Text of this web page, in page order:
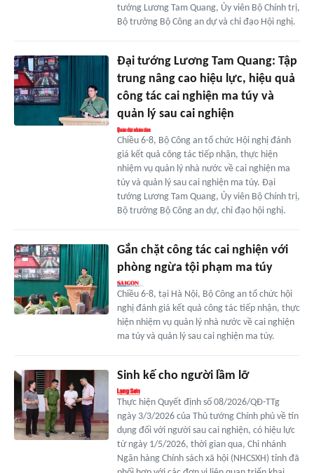
tướng Lương Tam Quang, Ủy viên Bộ Chính trị,
Bộ trưởng Bộ Công an dự và chỉ đạo Hội nghị.
Đại tướng Lương Tam Quang: Tập
trung nâng cao hiệu lực, hiệu quả
công tác cai nghiện ma túy và
quản lý sau cai nghiện
Chiều 6-8, Bộ Công an tổ chức Hội nghị đánh
giá kết quả công tác tiếp nhận, thực hiện
nhiệm vụ quản lý nhà nước về cai nghiện ma
túy và quản lý sau cai nghiện ma túy. Đại
tướng Lương Tam Quang, Ủy viên Bộ Chính trị,
Bộ trưởng Bộ Công an dự, chỉ đạo hội nghị.
Gắn chặt công tác cai nghiện với
phòng ngừa tội phạm ma túy
Chiều 6-8, tại Hà Nội, Bộ Công an tổ chức hội
nghị đánh giá kết quả công tác tiếp nhận, thực
hiện nhiệm vụ quản lý nhà nước về cai nghiện
ma túy và quản lý sau cai nghiện ma túy.
Sinh kế cho người lầm lỡ
Thực hiện Quyết định số 08/2026/QĐ-TTg
ngày 3/3/2026 của Thủ tướng Chính phủ về tín
dụng đối với người sau cai nghiện, có hiệu lực
từ ngày 1/5/2026, thời gian qua, Chi nhánh
Ngân hàng Chính sách xã hội (NHCSXH) tỉnh đã